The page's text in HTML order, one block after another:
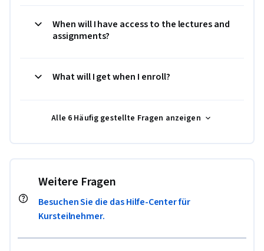
When will I have access to the lectures and
assignments?
What will I get when I enroll?
Alle 6 Häufig gestellte Fragen anzeigen
Weitere Fragen
Besuchen Sie die das Hilfe-Center für
Kursteilnehmer.